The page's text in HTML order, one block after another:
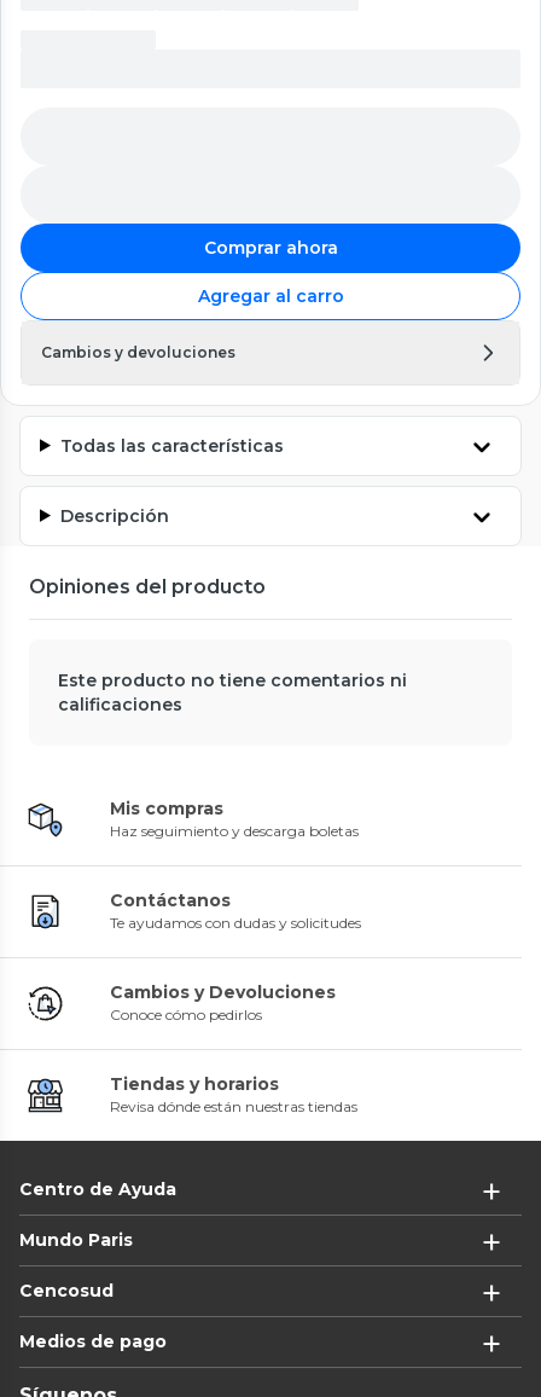
Comprar ahora
Agregar al carro
Cambios y devoluciones
Todas las características
Descripción
Opiniones del producto
Este producto no tiene comentarios ni
calificaciones
Mis compras
Haz seguimiento y descarga boletas
Contáctanos
Te ayudamos con dudas y solicitudes
Cambios y Devoluciones
Conoce cómo pedirlos
Tiendas y horarios
Revisa dónde están nuestras tiendas
Centro de Ayuda
Mundo Paris
Cencosud
Medios de pago